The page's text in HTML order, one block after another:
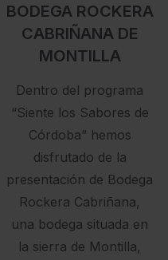
BODEGA ROCKERA
CABRIÑANA DE
MONTILLA
Dentro del programa
“Siente los Sabores de
Córdoba” hemos
disfrutado de la
presentación de Bodega
Rockera Cabriñana,
una bodega situada en
la sierra de Montilla,